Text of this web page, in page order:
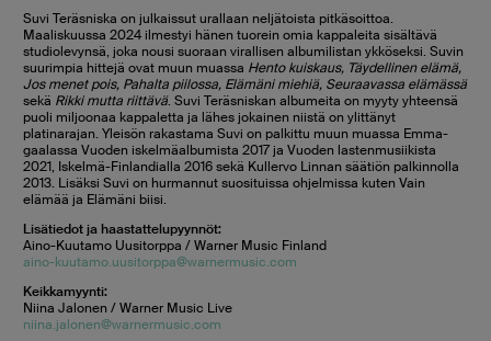
Suvi Teräsniska on julkaissut urallaan neljätoista pitkäsoittoa.
Maaliskuussa 2024 ilmestyi hänen tuorein omia kappaleita sisältävä
studiolevynsä, joka nousi suoraan virallisen albumilistan ykköseksi. Suvin
suurimpia hittejä ovat muun muassa Hento kuiskaus, Täydellinen elämä,
Jos menet pois, Pahalta piilossa, Elämäni miehiä, Seuraavassa elämässä
sekä Rikki mutta riittävä. Suvi Teräsniskan albumeita on myyty yhteensä
puoli miljoonaa kappaletta ja lähes jokainen niistä on ylittänyt
platinarajan. Yleisön rakastama Suvi on palkittu muun muassa Emma-
gaalassa Vuoden iskelmäalbumista 2017 ja Vuoden lastenmusiikista
2021, Iskelmä-Finlandialla 2016 sekä Kullervo Linnan säätiön palkinnolla
2013. Lisäksi Suvi on hurmannut suosituissa ohjelmissa kuten Vain
elämää ja Elämäni biisi.
Lisätiedot ja haastattelupyynnöt:
Aino-Kuutamo Uusitorppa / Warner Music Finland
aino-kuutamo.uusitorppa@warnermusic.com
Keikkamyynti:
Niina Jalonen / Warner Music Live
niina.jalonen@warnermusic.com